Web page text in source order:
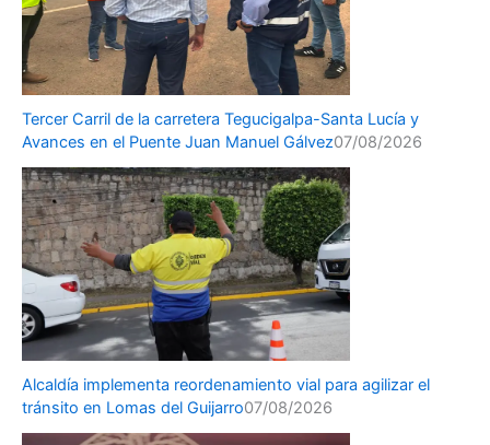
Tercer Carril de la carretera Tegucigalpa-Santa Lucía y
Avances en el Puente Juan Manuel Gálvez07/08/2026
Alcaldía implementa reordenamiento vial para agilizar el
tránsito en Lomas del Guijarro07/08/2026